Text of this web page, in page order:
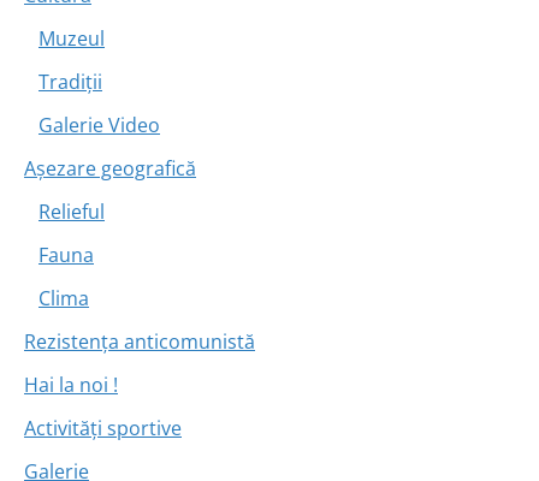
Muzeul
Tradiții
Galerie Video
Așezare geografică
Relieful
Fauna
Clima
Rezistența anticomunistă
Hai la noi !
Activități sportive
Galerie